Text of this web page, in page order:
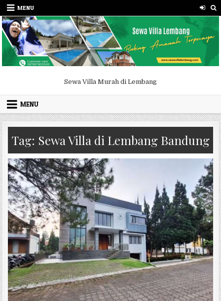
Skip to content
MENU
Sewa Villa Murah di Lembang
MENU
Tag: Sewa Villa di Lembang Bandung